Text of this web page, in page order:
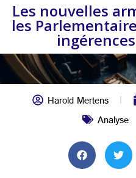
Les nouvelles
les
Harold Mertens
Analyse